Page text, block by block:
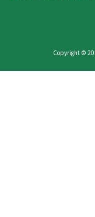
Copyright ©